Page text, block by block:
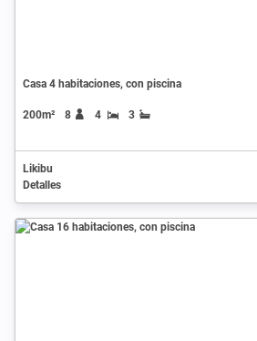
Casa 4 habitaciones, con piscina
200m² 8 4 3
Likibu
Detalles